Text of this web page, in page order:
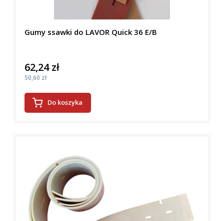
Gumy ssawki do LAVOR Quick 36 E/B
Cena
62,24 zł
Cena
50,60 zł
Do koszyka